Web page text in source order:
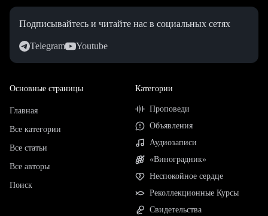
Подписывайтесь и читайте нас в социальных сетях
Telegram Youtube
Основные страницы
Главная
Все категории
Все статьи
Все авторы
Поиск
Категории
Проповеди
Объявления
Аудиозаписи
«Виноградник»
Неспокойное сердце
Реколлекционные Курсы
Свидетельства